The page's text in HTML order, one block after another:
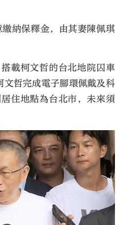
納保釋金，由其妻陳佩琪
載柯文哲的台北地院囚車
哲完成電子腳環佩戴及科
住地點為台北市，未來須